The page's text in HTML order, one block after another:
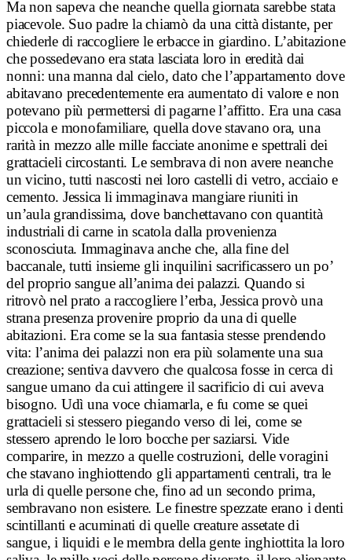
Ma non sapeva che neanche quella giornata sarebbe stata
piacevole. Suo padre la chiamò da una città distante, per
chiederle di raccogliere le erbacce in giardino. L’abitazione
che possedevano era stata lasciata loro in eredità dai
nonni: una manna dal cielo, dato che l’appartamento dove
abitavano precedentemente era aumentato di valore e non
potevano più permettersi di pagarne l’affitto. Era una casa
piccola e monofamiliare, quella dove stavano ora, una
rarità in mezzo alle mille facciate anonime e spettrali dei
grattacieli circostanti. Le sembrava di non avere neanche
un vicino, tutti nascosti nei loro castelli di vetro, acciaio e
cemento. Jessica li immaginava mangiare riuniti in
un’aula grandissima, dove banchettavano con quantità
industriali di carne in scatola dalla provenienza
sconosciuta. Immaginava anche che, alla fine del
baccanale, tutti insieme gli inquilini sacrificassero un po’
del proprio sangue all’anima dei palazzi. Quando si
ritrovò nel prato a raccogliere l’erba, Jessica provò una
strana presenza provenire proprio da una di quelle
abitazioni. Era come se la sua fantasia stesse prendendo
vita: l’anima dei palazzi non era più solamente una sua
creazione; sentiva davvero che qualcosa fosse in cerca di
sangue umano da cui attingere il sacrificio di cui aveva
bisogno. Udì una voce chiamarla, e fu come se quei
grattacieli si stessero piegando verso di lei, come se
stessero aprendo le loro bocche per saziarsi. Vide
comparire, in mezzo a quelle costruzioni, delle voragini
che stavano inghiottendo gli appartamenti centrali, tra le
urla di quelle persone che, fino ad un secondo prima,
sembravano non esistere. Le finestre spezzate erano i denti
scintillanti e acuminati di quelle creature assetate di
sangue, i liquidi e le membra della gente inghiottita la loro